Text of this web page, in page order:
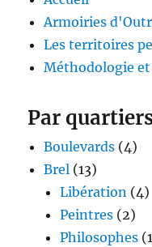
Armoiries
Les territoires
Méthodologie et
Par
Boulevards (4)
Brel (13)
Libération (4)
Peintres (2)
Philosophes